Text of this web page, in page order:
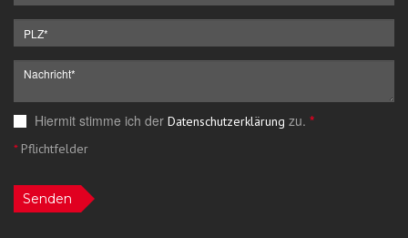
Hiermit stimme ich der Datenschutzerklärung zu. *
*Pflichtfelder
Senden